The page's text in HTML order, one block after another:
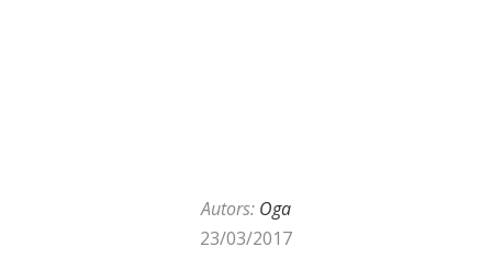
Autors: Oga
23/03/2017